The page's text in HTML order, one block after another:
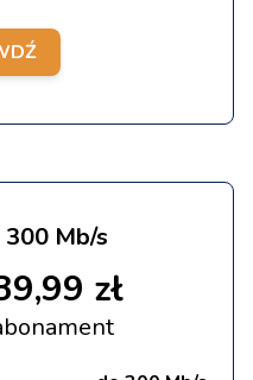
Mb/s
zł